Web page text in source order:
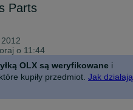
Parts
o 11:44
OLX są weryfikowane i
kupiły przedmiot. Jak działają